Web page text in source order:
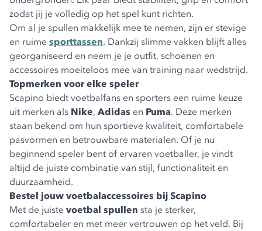
zodat jij je volledig op het spel kunt richten.
Om al je spullen makkelijk mee te nemen, zijn er stevige
en ruime sporttassen. Dankzij slimme vakken blijft alles
georganiseerd en neem je je outfit, schoenen en
accessoires moeiteloos mee van training naar wedstrijd.
Topmerken voor elke speler
Scapino biedt voetbalfans en sporters een ruime keuze
uit merken als Nike, Adidas en Puma. Deze merken
staan bekend om hun sportieve kwaliteit, comfortabele
pasvormen en betrouwbare materialen. Of je nu
beginnend speler bent of ervaren voetballer, je vindt
altijd de juiste combinatie van stijl, functionaliteit en
duurzaamheid.
Bestel jouw voetbalaccessoires bij Scapino
Met de juiste voetbal spullen sta je sterker,
comfortabeler en met meer vertrouwen op het veld. Bij